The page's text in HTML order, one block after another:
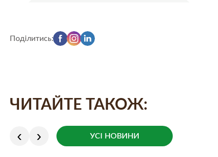
Поділитись:
ЧИТАЙТЕ ТАКОЖ:
УСІ НОВИНИ